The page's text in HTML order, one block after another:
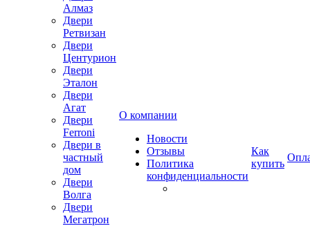
Алмаз
Двери
Ретвизан
Двери
Центурион
Двери
Эталон
Двери
Агат
Двери
Ferroni
Двери в
частный
дом
Двери
Волга
Двери
Мегатрон
О компании
Новости
Отзывы
Политика
конфиденциальности
Как
купить